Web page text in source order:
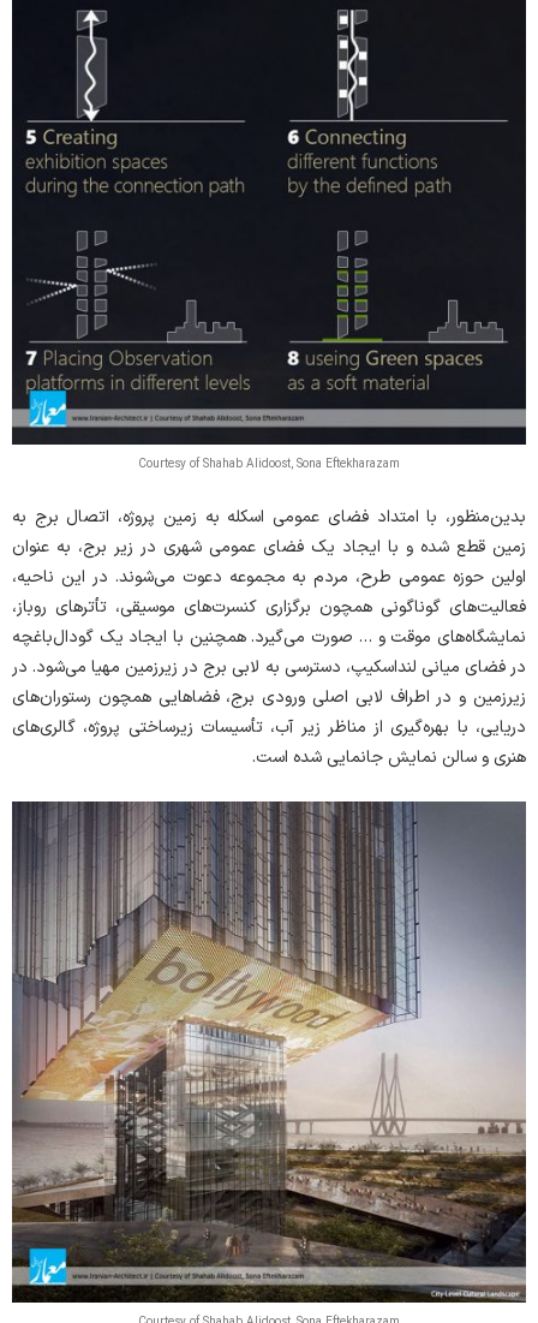
Courtesy of Shahab Alidoost, Sona Eftekharazam
بدین‌منظور، با امتداد فضای عمومی اسکله به زمین پروژه، اتصال برج به
زمین قطع شده و با ایجاد یک فضای عمومی شهری در زیر برج، به عنوان
اولین حوزه عمومی طرح، مردم به مجموعه دعوت می‌شوند. در این ناحیه،
فعالیت‌های گوناگونی همچون برگزاری کنسرت‌های موسیقی، تأترهای روباز،
نمایشگاه‌های موقت و … صورت می‌گیرد. همچنین با ایجاد یک گودال‌باغچه
در فضای میانی لنداسکیپ، دسترسی به لابی برج در زیرزمین مهیا می‌شود. در
زیرزمین و در اطراف لابی اصلی ورودی برج، فضاهایی همچون رستوران‌های
دریایی، با بهره‌گیری از مناظر زیر آب، تأسیسات زیرساختی پروژه، گالری‌های
هنری و سالن نمایش جانمایی شده است.